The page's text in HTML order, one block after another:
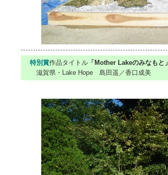
特別賞作品タイトル 「Mother Lakeのみなもと」
滋賀県・Lake Hope 島田遥／香口成美